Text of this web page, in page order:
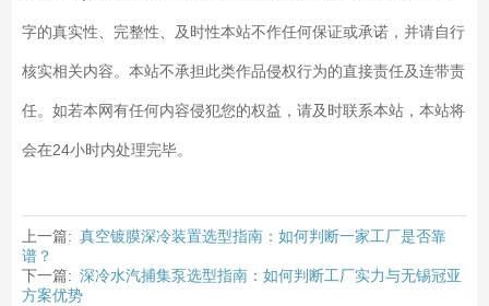
字的真实性、完整性、及时性本站不作任何保证或承诺，并请自行
核实相关内容。本站不承担此类作品侵权行为的直接责任及连带责
任。如若本网有任何内容侵犯您的权益，请及时联系本站，本站将
会在24小时内处理完毕。
上一篇: 真空镀膜深冷装置选型指南：如何判断一家工厂是否靠
谱？
下一篇: 深冷水汽捕集泵选型指南：如何判断工厂实力与无锡冠亚
方案优势